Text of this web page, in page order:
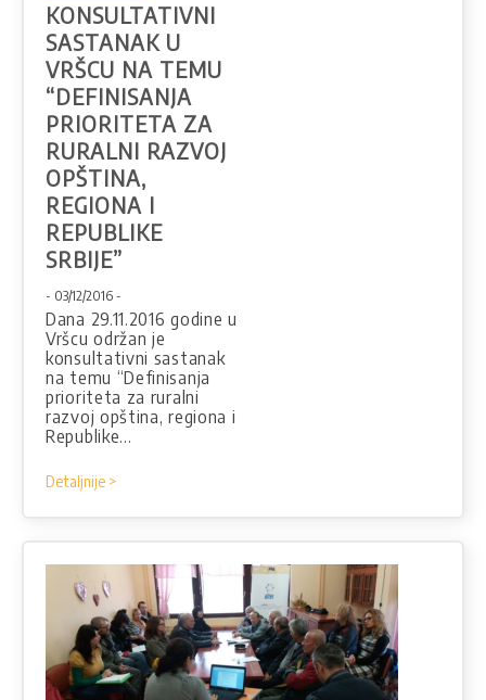
KONSULTATIVNI
SASTANAK U
VRŠCU NA TEMU
“DEFINISANJA
PRIORITETA ZA
RURALNI RAZVOJ
OPŠTINA,
REGIONA I
REPUBLIKE
SRBIJE”
- 03/12/2016 -
Dana 29.11.2016 godine u
Vršcu održan je
konsultativni sastanak
na temu “Definisanja
prioriteta za ruralni
razvoj opština, regiona i
Republike…
Detaljnije >